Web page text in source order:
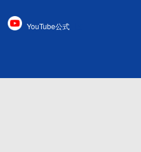
YouTube公式